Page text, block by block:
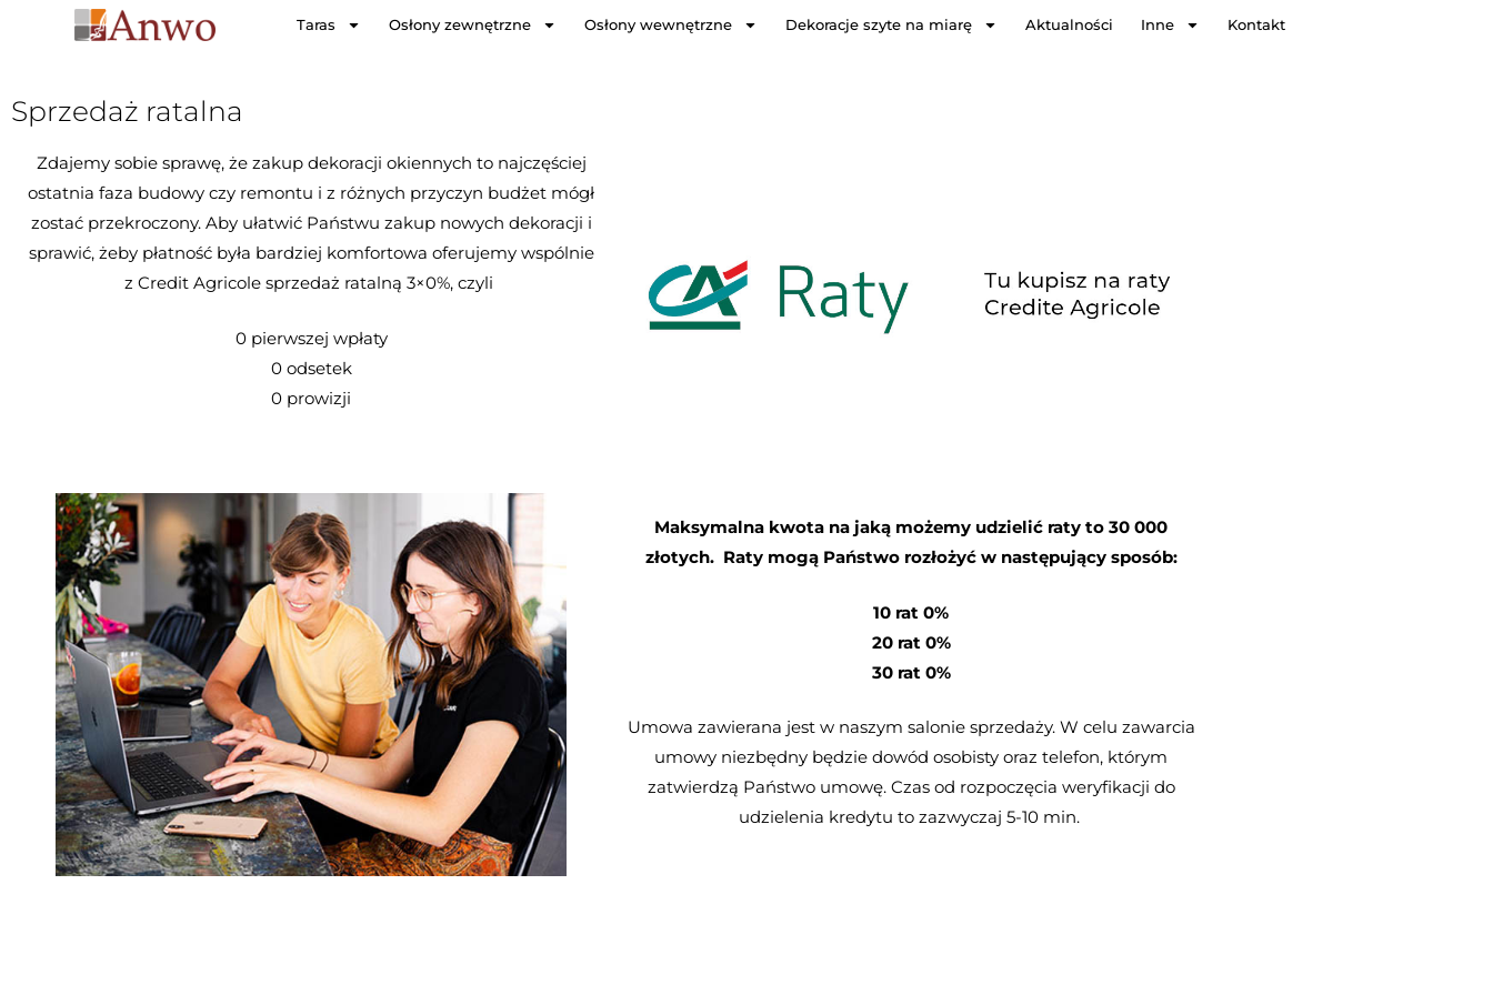
Taras Osłony zewnętrzne Osłony wewnętrzne Dekoracje szyte na miarę Aktualności Inne Kontakt
Sprzedaż ratalna
Zdajemy sobie sprawę, że zakup dekoracji okiennych to najczęściej
ostatnia faza budowy czy remontu i z różnych przyczyn budżet mógł
zostać przekroczony. Aby ułatwić Państwu zakup nowych dekoracji i
sprawić, żeby płatność była bardziej komfortowa oferujemy wspólnie
z Credit Agricole sprzedaż ratalną 3×0%, czyli
0 pierwszej wpłaty
0 odsetek
0 prowizji
Maksymalna kwota na jaką możemy udzielić raty to 30 000
złotych. Raty mogą Państwo rozłożyć w następujący sposób:
10 rat 0%
20 rat 0%
30 rat 0%
Umowa zawierana jest w naszym salonie sprzedaży. W celu zawarcia
umowy niezbędny będzie dowód osobisty oraz telefon, którym
zatwierdzą Państwo umowę. Czas od rozpoczęcia weryfikacji do
udzielenia kredytu to zazwyczaj 5-10 min.